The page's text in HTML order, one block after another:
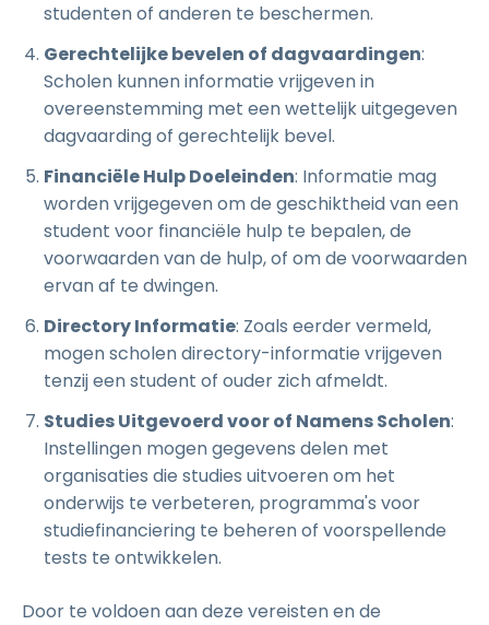
studenten of anderen te beschermen.
Gerechtelijke bevelen of dagvaardingen:
Scholen kunnen informatie vrijgeven in
overeenstemming met een wettelijk uitgegeven
dagvaarding of gerechtelijk bevel.
Financiële Hulp Doeleinden: Informatie mag
worden vrijgegeven om de geschiktheid van een
student voor financiële hulp te bepalen, de
voorwaarden van de hulp, of om de voorwaarden
ervan af te dwingen.
Directory Informatie: Zoals eerder vermeld,
mogen scholen directory-informatie vrijgeven
tenzij een student of ouder zich afmeldt.
Studies Uitgevoerd voor of Namens Scholen:
Instellingen mogen gegevens delen met
organisaties die studies uitvoeren om het
onderwijs te verbeteren, programma's voor
studiefinanciering te beheren of voorspellende
tests te ontwikkelen.
Door te voldoen aan deze vereisten en de